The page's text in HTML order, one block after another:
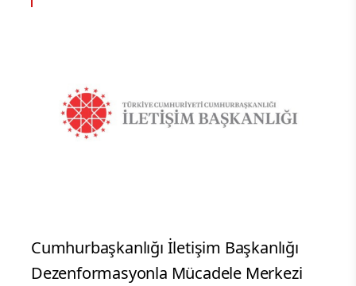
Cumhurbaşkanlığı İletişim Başkanlığı
Dezenformasyonla Mücadele Merkezi